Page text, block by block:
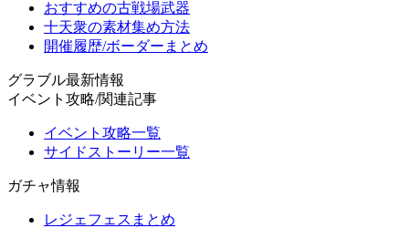
おすすめの古戦場武器
十天衆の素材集め方法
開催履歴/ボーダーまとめ
グラブル最新情報
イベント攻略/関連記事
イベント攻略一覧
サイドストーリー一覧
ガチャ情報
レジェフェスまとめ